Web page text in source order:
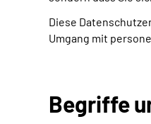
Diese
Umgang mit
Begriffe